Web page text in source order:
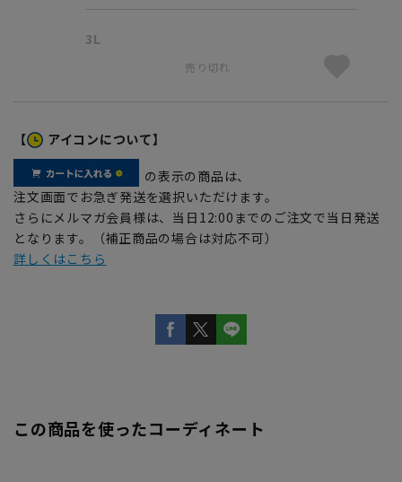
3L
売り切れ
【 アイコンについて】
の表示の商品は、
注文画面でお急ぎ発送を選択いただけます。
さらにメルマガ会員様は、当日12:00までのご注文で当日発送
となります。（補正商品の場合は対応不可）
詳しくはこちら
この商品を使ったコーディネート